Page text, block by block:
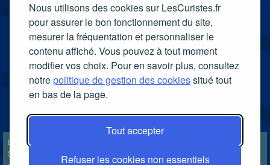
Nous utilisons des cookies sur LesCuristes.fr
pour assurer le bon fonctionnement du site,
mesurer la fréquentation et personnaliser le
contenu affiché. Vous pouvez à tout moment
modifier vos choix. Pour en savoir plus, consultez
notrepolitique de gestion des cookiessitué tout
en bas de la page.
Tout accepter
Refuser les cookies non essentiels
Spa thermal Les Bains du Rocher
Carte cadeau spa Vichy
Carte cadeau spa Bagnoles-de-l'Orne
Carte cadeau spa Saubusse
Carte cadeau spa Châtel-Guyon
LesCuristes.fr participe et est conforme à l'ensemble des
Spécifications et Politiques du Transparency & Consent Framework